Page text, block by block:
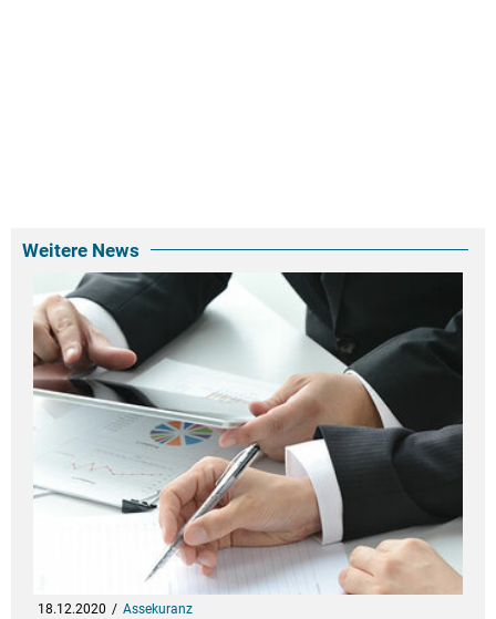
Weitere News
18.12.2020 Assekuranz